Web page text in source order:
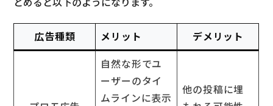
広告種類 メリット デメリット
自然な形でユ
ーザーのタイ
ムラインに表示
他の投稿に埋